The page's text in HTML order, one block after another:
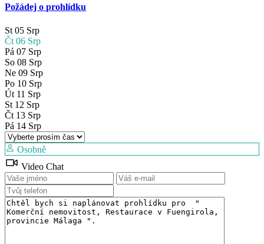
Požádej o prohlídku
St 05 Srp
Čt 06 Srp
Pá 07 Srp
So 08 Srp
Ne 09 Srp
Po 10 Srp
Út 11 Srp
St 12 Srp
Čt 13 Srp
Pá 14 Srp
Osobně
Video Chat